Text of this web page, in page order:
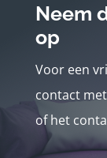
Neem
op
Voor een
contact
of het